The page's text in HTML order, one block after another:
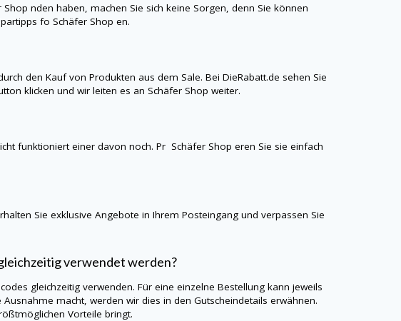
Shopnden haben, machen Sie sich keine Sorgen, denn Sie können
foSchäfer Shopen.
den Kauf von Produkten aus dem Sale. Bei DieRabatt.de sehen Sie
klicken und wir leiten es anSchäfer Shopweiter.
funktioniert einer davon noch. PrSchäfer Shoperen Sie sie einfach
Sie exklusive Angebote in Ihrem Posteingang und verpassen Sie
verwendet werden?
gleichzeitig verwenden. Für eine einzelne Bestellung kann jeweils
Ausnahme macht, werden wir dies in den Gutscheindetails erwähnen.
Vorteile bringt.